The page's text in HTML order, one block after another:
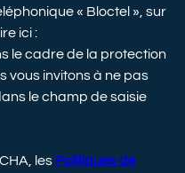
« Bloctel », sur
ici :
le cadre de la protection
vous invitons à ne pas
le champ de saisie
les Politiques de